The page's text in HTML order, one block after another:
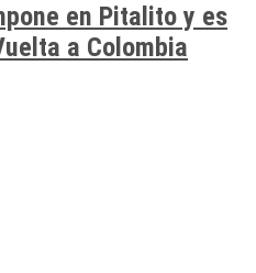
en Pitalito y es
a Colombia